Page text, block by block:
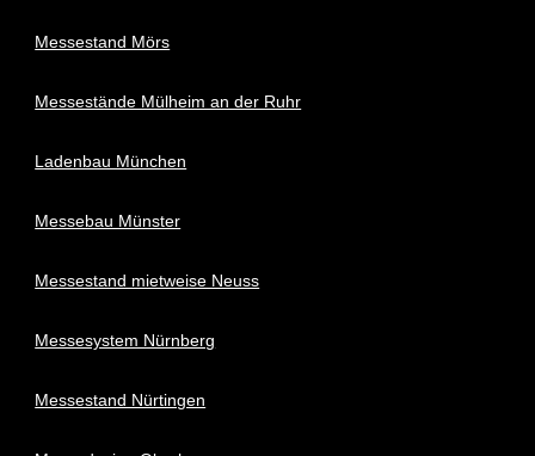
Messestand Mörs
Messestände Mülheim an der Ruhr
Ladenbau München
Messebau Münster
Messestand mietweise Neuss
Messesystem Nürnberg
Messestand Nürtingen